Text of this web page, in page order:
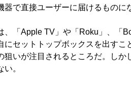
器で直接ユーザーに届けるものに
「Apple TV」や「Roku」、「
にセットトップボックスを出すこ
狙いが注目されるところだ。しか
。